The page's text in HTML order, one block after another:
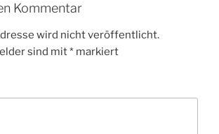
Kommentar
wird nicht veröffentlicht.
sind mit* markiert